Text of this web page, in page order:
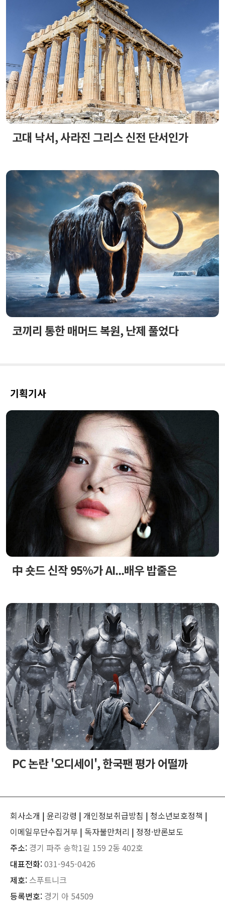
고대 낙서, 사라진 그리스 신전 단서인가
코끼리 통한 매머드 복원, 난제 풀었다
기획기사
中 숏드 신작 95%가 AI...배우 밥줄은
PC 논란 '오디세이', 한국팬 평가 어떨까
회사소개 | 윤리강령 | 개인정보취급방침 | 청소년보호정책 |
이메일무단수집거부 | 독자불만처리 | 정정·반론보도
주소: 경기 파주 송학1길 159 2동 402호
대표전화:031-945-0426
제호: 스푸트니크
등록번호: 경기 아 54509